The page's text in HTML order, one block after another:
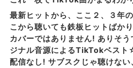
最新ヒットから、ここ２、３年
こから聴いても鉄板ヒットばか
カバーではありません! ありそう
ジナル音源によるTikTokベスト
配信なし! サブスクじゃ聴けな